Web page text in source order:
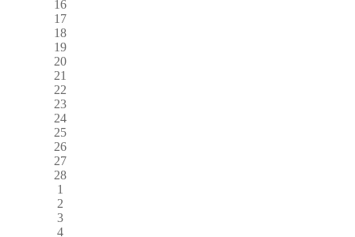
16
17
18
19
20
21
22
23
24
25
26
27
28
1
2
3
4